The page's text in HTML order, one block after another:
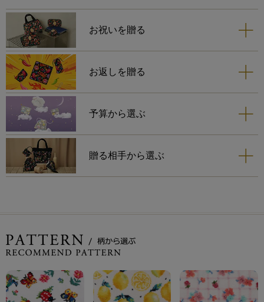
お祝いを贈る
お返しを贈る
予算から選ぶ
贈る相手から選ぶ